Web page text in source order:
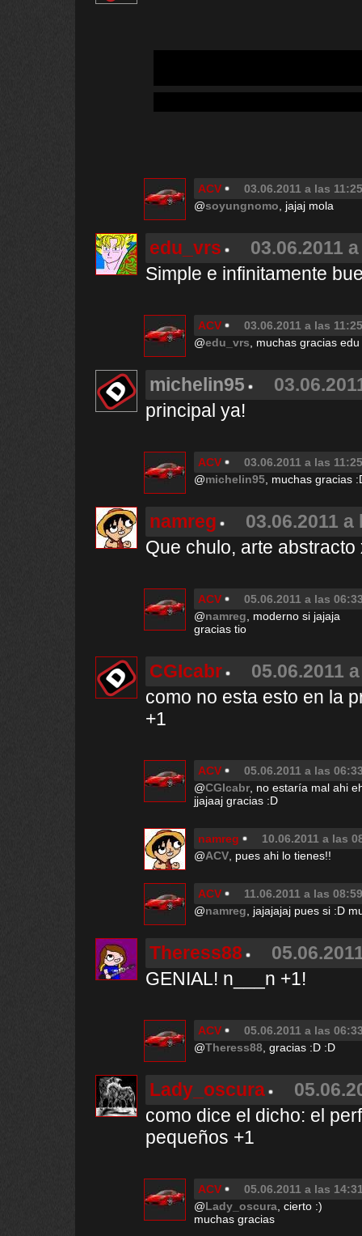
ACV
03.06.2011 a las 11:25
@soyungnomo , jajaj mola
edu_vrs
03.06.2011
Simple e infinitamente
ACV
03.06.2011 a las 11:25
@edu_vrs , muchas gracias
michelin95
principal ya!
ACV
03.06.2011 a las 11:25
@michelin95 , muchas gracias
namreg
03.06.2011 a
Que chulo, arte abstracto
ACV
05.06.2011 a las
@namreg , moderno si jajaja
gracias tio
CGIcabr
05.06.2011
como no esta esto en la
+1
ACV
05.06.2011 a las
@CGIcabr , no estaría mal ahi
jjajaaj gracias :D
namreg
10.06.2011 a las
@ACV , pues ahi lo tienes!!
ACV
11.06.2011 a las 08:59
@namreg , jajajajaj pues si :D
Theress88
GENIAL! n___n +1!
ACV
05.06.2011 a las
@Theress88 , gracias :D :D
Lady_oscura
como dice el dicho: el
pequeños +1
ACV
05.06.2011 a las
@Lady_oscura , cierto :)
muchas gracias